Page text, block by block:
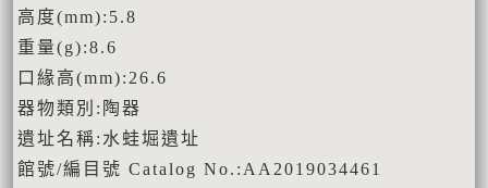
高度(mm):5.8
重量(g):8.6
口緣高(mm):26.6
器物類別:陶器
遺址名稱:水蛙堀遺址
館號/編目號 Catalog No.:AA2019034461